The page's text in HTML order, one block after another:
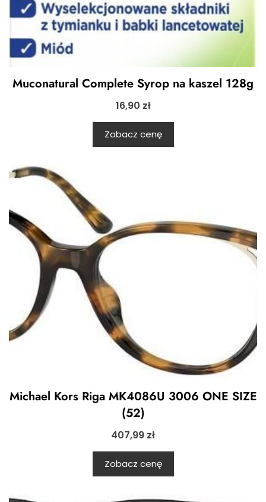
Muconatural Complete Syrop na kaszel 128g
16,90 zł
Zobacz cenę
Michael Kors Riga MK4086U 3006 ONE SIZE
(52)
407,99 zł
Zobacz cenę